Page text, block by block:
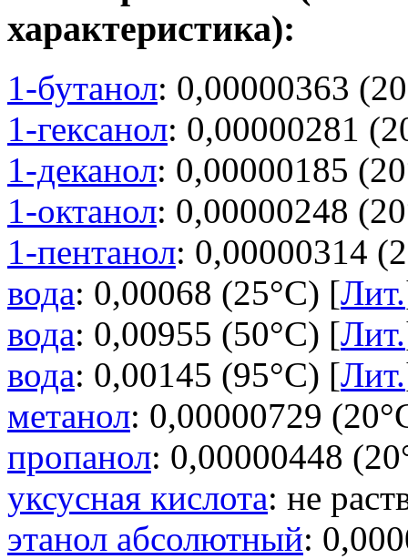
характеристика):
1-бутанол: 0,00000363
1-гексанол: 0,00000281
1-деканол: 0,00000185
1-октанол: 0,00000248
1-пентанол: 0,00000314
вода: 0,00068 (25°C) [Лит.
вода: 0,00955 (50°C) [Лит.
вода: 0,00145 (95°C) [Лит.
метанол: 0,00000729
пропанол: 0,00000448
уксусная кислота: не
этанол абсолютный: